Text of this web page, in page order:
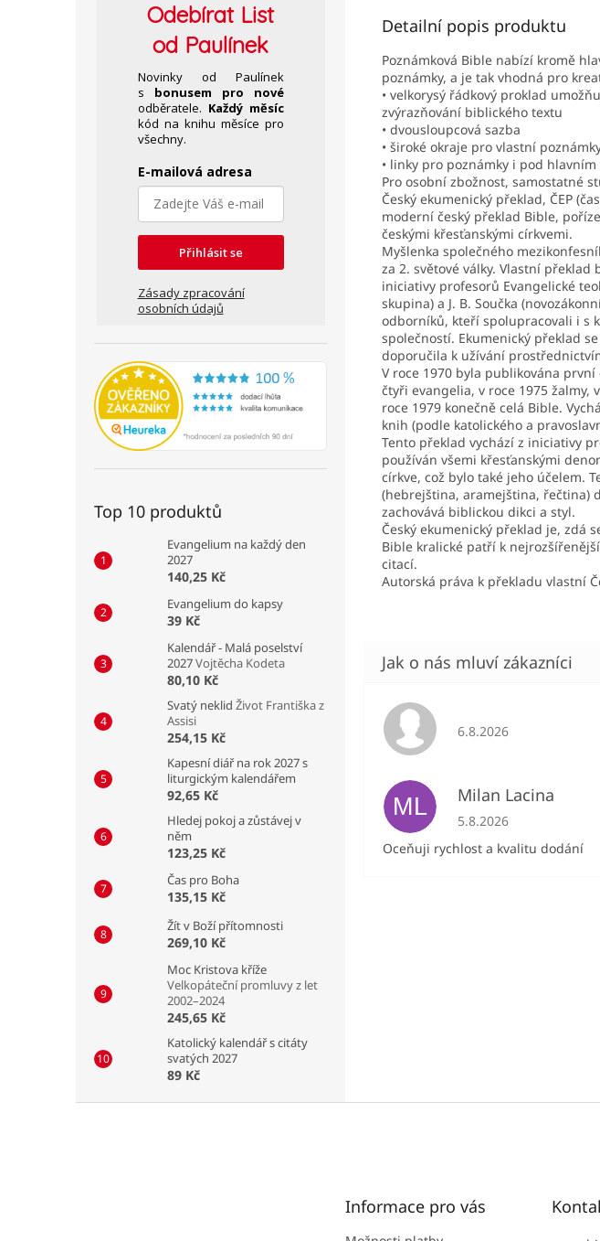
OdebíratList
od Paulínek
Novinky od Paulínek
s bonusem pro nové
odběratele. Každý měsíc
kód na knihu měsíce pro
všechny.
E-mailová adresa
Přihlásit se
Zásady zpracování
osobních údajů
Top 10 produktů
Evangelium na každý den
2027
140,25 Kč
Evangelium do kapsy
39 Kč
Kalendář - Malá poselství
2027Vojtěcha Kodeta
80,10 Kč
Svatý neklid Život Františka z
Assisi
254,15 Kč
Kapesní diář na rok 2027 s
liturgickým kalendářem
92,65 Kč
Hledej pokoj a zůstávej v
něm
123,25 Kč
Čas pro Boha
135,15 Kč
Žít v Boží přítomnosti
269,10 Kč
Moc Kristova kříže
Velkopáteční promluvy z let
2002–2024
245,65 Kč
Katolický kalendář s citáty
svatých 2027
89 Kč
Detailní popis produktu
Poznámková Bible nabízí kromě
poznámky, a je tak vhodná pro
• velkorysý řádkový proklad
zvýrazňování biblického textu
• dvousloupcová sazba
• široké okraje pro vlastní
• linky pro poznámky i pod hlavním
Pro osobní zbožnost, samostatné
Český ekumenický překlad, ČEP
moderní český překlad Bible,
českými křesťanskými církvemi.
Myšlenka společného
za 2. světové války. Vlastní
iniciativy profesorů Evangelické
skupina) a J. B. Součka
odborníků, kteří spolupracovali i s
společností. Ekumenický překlad
doporučila k užívání
V roce 1970 byla publikována
čtyři evangelia, v roce 1975 žalmy,
roce 1979 konečně celá Bible.
knih (podle katolického a
Tento překlad vychází z iniciativy
používán všemi křesťanskými
církve, což bylo také jeho účelem.
(hebrejština, aramejština, řečtina)
zachovává biblickou dikci a styl.
Český ekumenický překlad je, zdá
Bible kralické patří k
citací.
Autorská práva k překladu vlastní
Hodnocení obchodu je
6.8.2026
ML Milan Lacina
Hodnocení obchodu je
5.8.2026
Oceňuji rychlost a kvalitu dodání
Informace pro vás